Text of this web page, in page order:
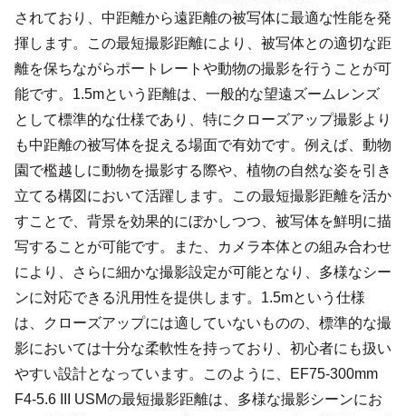
されており、中距離から遠距離の被写体に最適な性能を発
揮します。この最短撮影距離により、被写体との適切な距
離を保ちながらポートレートや動物の撮影を行うことが可
能です。1.5mという距離は、一般的な望遠ズームレンズ
として標準的な仕様であり、特にクローズアップ撮影より
も中距離の被写体を捉える場面で有効です。例えば、動物
園で檻越しに動物を撮影する際や、植物の自然な姿を引き
立てる構図において活躍します。この最短撮影距離を活か
すことで、背景を効果的にぼかしつつ、被写体を鮮明に描
写することが可能です。また、カメラ本体との組み合わせ
により、さらに細かな撮影設定が可能となり、多様なシー
ンに対応できる汎用性を提供します。1.5mという仕様
は、クローズアップには適していないものの、標準的な撮
影においては十分な柔軟性を持っており、初心者にも扱い
やすい設計となっています。このように、EF75-300mm
F4-5.6 III USMの最短撮影距離は、多様な撮影シーンにお